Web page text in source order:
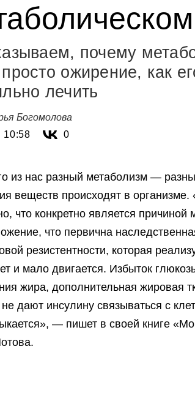
почему
ожирение, как
лечить
Богомолова
10:58
0
из нас разный метаболизм —
веществ происходят в
что конкретно является
что первична
резистентности, которая
и мало двигается. Избыток
жира, дополнительная жировая
дают инсулину связываться с
— пишет в своей книге